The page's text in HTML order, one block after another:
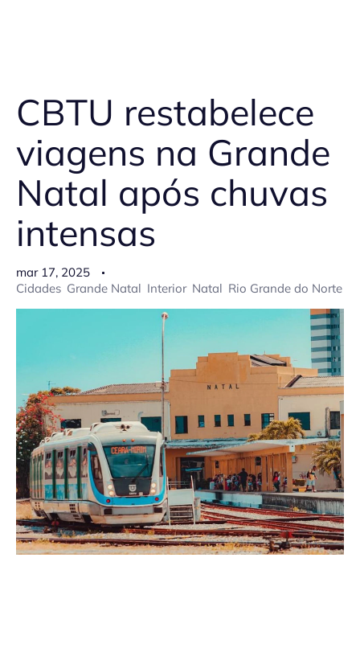
CBTU restabelece
viagens na Grande
Natal após chuvas
intensas
mar 17, 2025
Cidades Grande Natal Interior Natal Rio Grande do Norte